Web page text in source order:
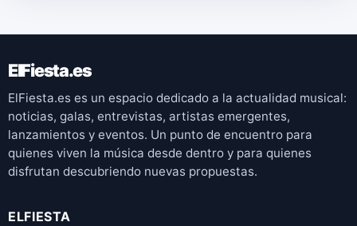
ElFiesta.es
ElFiesta.es es un espacio dedicado a la actualidad musical:
noticias, galas, entrevistas, artistas emergentes,
lanzamientos y eventos. Un punto de encuentro para
quienes viven la música desde dentro y para quienes
disfrutan descubriendo nuevas propuestas.
ELFIESTA